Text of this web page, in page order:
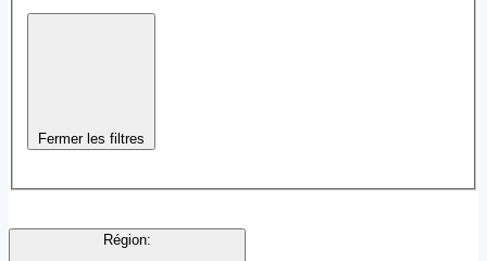
Fermer les filtres
Région: